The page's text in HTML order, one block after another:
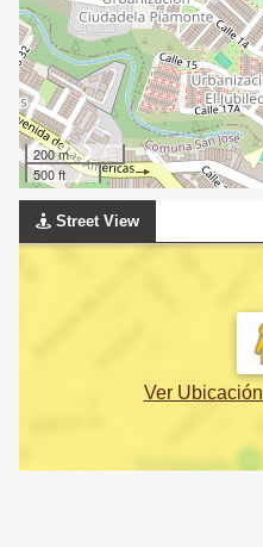
200 m
500 ft
Street View
Ver Ubicación